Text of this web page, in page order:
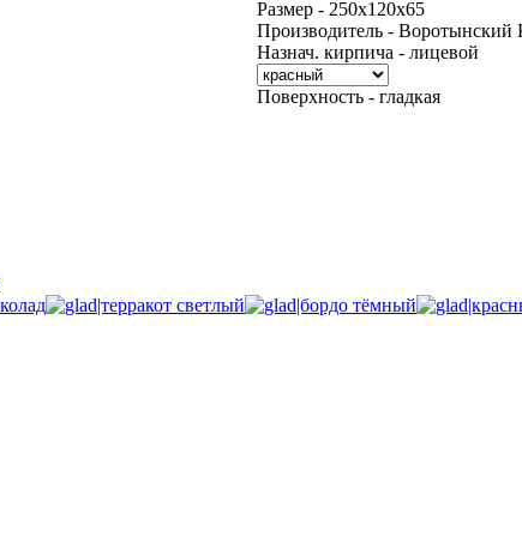
Размер - 250х120х65
Производитель - Воротынский
Назнач. кирпича - лицевой
Поверхность - гладкая